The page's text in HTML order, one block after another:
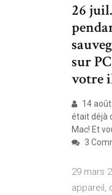
26
sur
votre
14
était déjà
Mac! Et
3
29 mars
appareil,